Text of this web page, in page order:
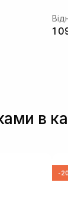
1
в
-